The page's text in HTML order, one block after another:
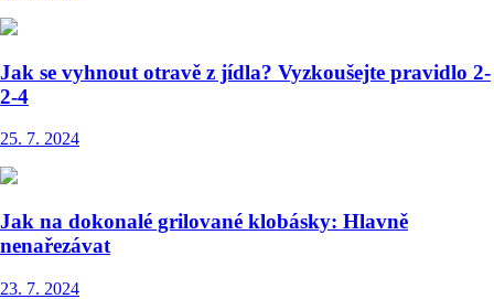
Jak se vyhnout otravě z jídla? Vyzkoušejte pravidlo 2-
2-4
25. 7. 2024
Jak na dokonalé grilované klobásky: Hlavně
nenařezávat
23. 7. 2024